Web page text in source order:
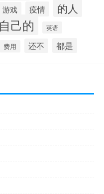
游戏 疫情 的人
自己的 英语
费用 还不 都是